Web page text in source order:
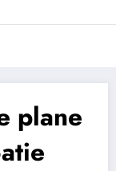
du football
plane